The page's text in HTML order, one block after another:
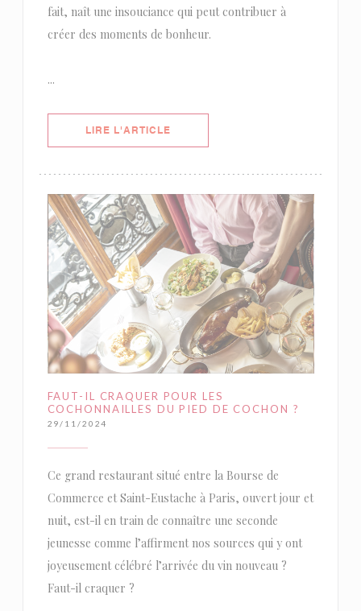
fait, naît une insouciance qui peut contribuer à
créer des moments de bonheur.
...
LIRE L'ARTICLE((OUVRE UNE NOUVELLE
FAUT-IL CRAQUER POUR LES
COCHONNAILLES DU PIED DE COCHON ?
29/11/2024
Ce grand restaurant situé entre la Bourse de
Commerce et Saint-Eustache à Paris, ouvert jour et
nuit, est-il en train de connaître une seconde
jeunesse comme l’affirment nos sources qui y ont
joyeusement célébré l’arrivée du vin nouveau ?
Faut-il craquer ?